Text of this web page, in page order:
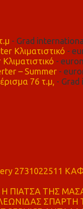
- Grad
Κλιματιστικό -
-
– Summer-
76 τ.μ, -
2731022511
ΠΙΑΤΣΑ ΤΗΣ
ΣΠΑΡΤΗ